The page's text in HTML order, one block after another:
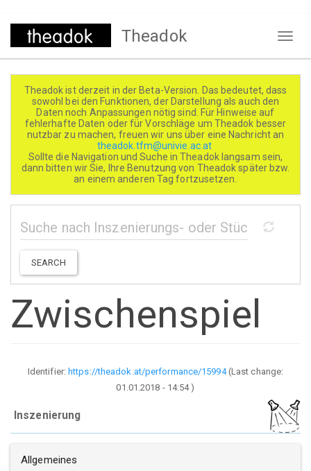
Direkt
Theadok
Theadok ist derzeit in der Beta-Version. Das bedeutet, dass
sowohl bei den Funktionen, der Darstellung als auch den
Daten noch Anpassungen nötig sind. Für Hinweise auf
fehlerhafte Daten oder für Vorschläge um Theadok besser
nutzbar zu machen, freuen wir uns über eine Nachricht an
theadok.tfm@univie.ac.at
Sollte die Navigation und Suche in Theadok langsam sein,
dann bitten wir Sie, Ihre Benutzung von Theadok später bzw.
an einem anderen Tag fortzusetzen.
SEARCH
Zwischenspiel
Identifier:https://theadok.at/performance/15994(Last change:
01.01.2018 - 14:54)
Inszenierung
Allgemeines